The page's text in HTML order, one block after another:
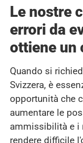
Le nostre
errori da
ottiene un
Quando si
Svizzera, è
opportunità che
aumentare le
ammissibilità e i
rendere difficile